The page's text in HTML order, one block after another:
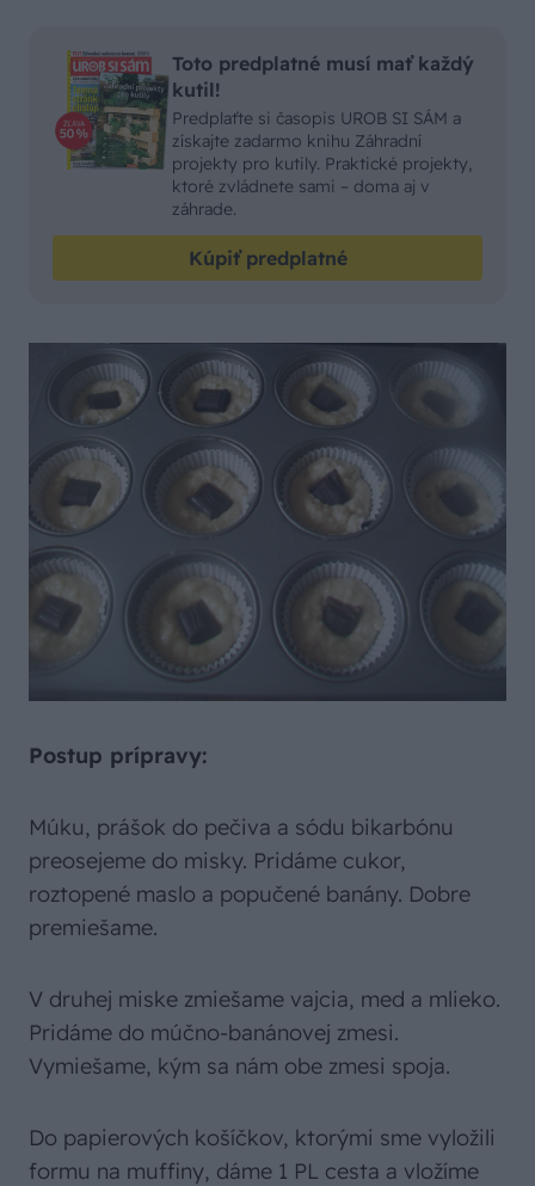
Toto predplatné musí mať každý
kutil!
Predplaťte si časopis UROB SI SÁM a
získajte zadarmo knihu Záhradní
projekty pro kutily. Praktické projekty,
ktoré zvládnete sami – doma aj v
záhrade.
Kúpiť predplatné
Postup prípravy:
Múku, prášok do pečiva a sódu bikarbónu
preosejeme do misky. Pridáme cukor,
roztopené maslo a popučené banány. Dobre
premiešame.
V druhej miske zmiešame vajcia, med a mlieko.
Pridáme do múčno-banánovej zmesi.
Vymiešame, kým sa nám obe zmesi spoja.
Do papierových košíčkov, ktorými sme vyložili
formu na muffiny, dáme 1 PL cesta a vložíme